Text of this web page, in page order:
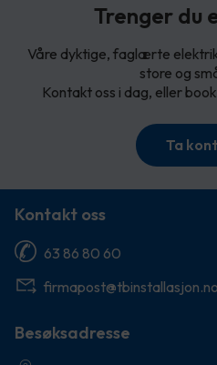
Trenger du
Våre dyktige, faglærte
store og
Kontakt oss i dag, eller
Ta
Kontakt oss
63 86 80 60
firmapost@tbinstallasjon.no
Besøksadresse